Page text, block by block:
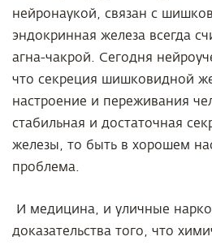
нейронаукой, связан с
эндокринная железа всегда
агна-чакрой. Сегодня
что секреция шишковидной
настроение и переживания
стабильная и достаточная
железы, то быть в хорошем
проблема.
И медицина, и уличные
доказательства того, что